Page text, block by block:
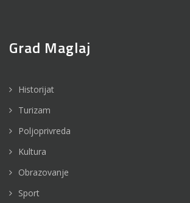
Grad Maglaj
Historijat
Turizam
Poljoprivreda
Kultura
Obrazovanje
Sport